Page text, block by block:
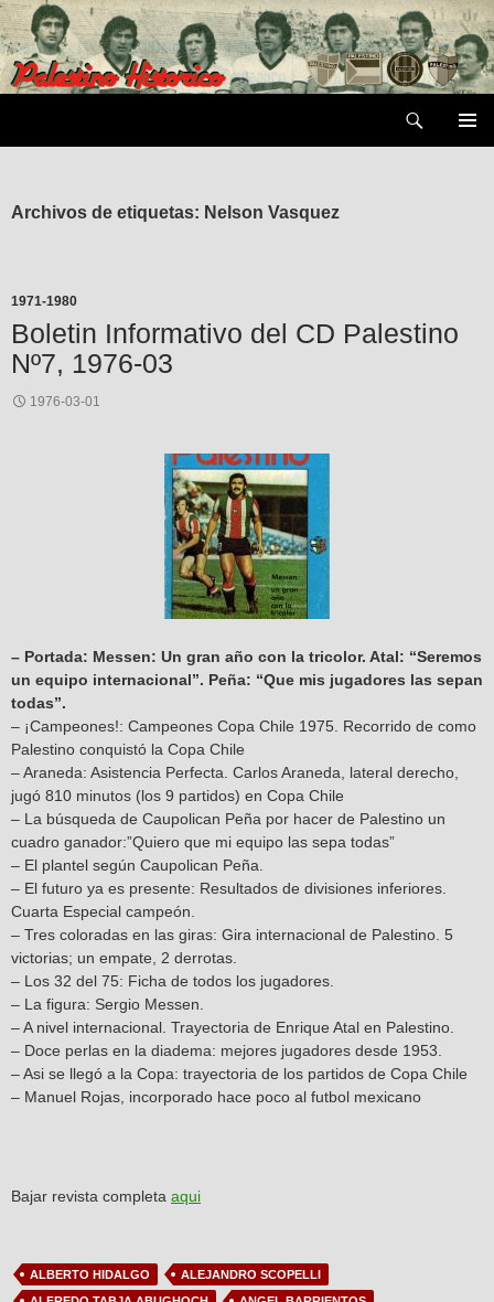
Saltar
al
contenido
Archivos de etiquetas: Nelson Vasquez
1971-1980
Boletin Informativo del CD Palestino
Nº7, 1976-03
1976-03-01
– Portada: Messen: Un gran año con la tricolor. Atal: “Seremos
un equipo internacional”. Peña: “Que mis jugadores las sepan
todas”.
– ¡Campeones!: Campeones Copa Chile 1975. Recorrido de como
Palestino conquistó la Copa Chile
– Araneda: Asistencia Perfecta. Carlos Araneda, lateral derecho,
jugó 810 minutos (los 9 partidos) en Copa Chile
– La búsqueda de Caupolican Peña por hacer de Palestino un
cuadro ganador:”Quiero que mi equipo las sepa todas”
– El plantel según Caupolican Peña.
– El futuro ya es presente: Resultados de divisiones inferiores.
Cuarta Especial campeón.
– Tres coloradas en las giras: Gira internacional de Palestino. 5
victorias; un empate, 2 derrotas.
– Los 32 del 75: Ficha de todos los jugadores.
– La figura: Sergio Messen.
– A nivel internacional. Trayectoria de Enrique Atal en Palestino.
– Doce perlas en la diadema: mejores jugadores desde 1953.
– Asi se llegó a la Copa: trayectoria de los partidos de Copa Chile
– Manuel Rojas, incorporado hace poco al futbol mexicano
Bajar revista completa aqui
ALBERTO HIDALGO
ALEJANDRO SCOPELLI